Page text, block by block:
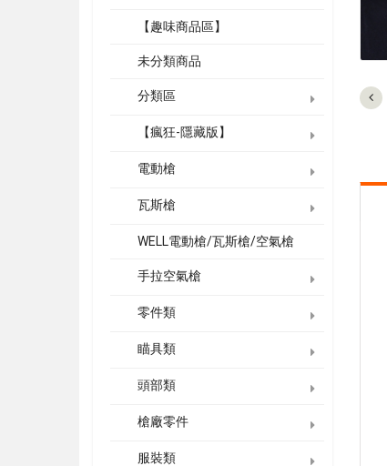
【趣味商品區】
未分類商品
分類區
【瘋狂-隱藏版】
電動槍
瓦斯槍
WELL電動槍/瓦斯槍/空氣槍
手拉空氣槍
零件類
瞄具類
頭部類
槍廠零件
服裝類